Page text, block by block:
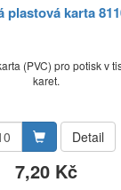
plastová karta
(PVC) pro potisk v
karet.
Detail
7,20 Kč